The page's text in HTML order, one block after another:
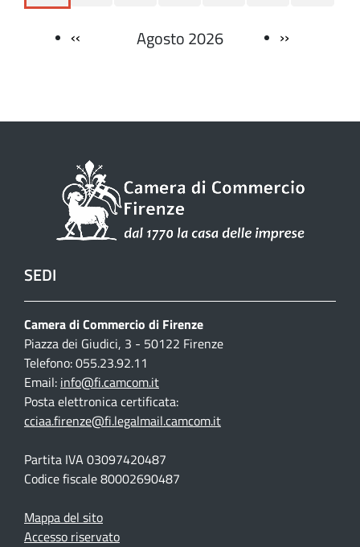
Paginazione
‹‹ ››
Agosto 2026
SEDI
Camera di Commercio di Firenze
Piazza dei Giudici, 3 - 50122 Firenze
Telefono: 055.23.92.11
Email: info@fi.camcom.it
Posta elettronica certificata:
cciaa.firenze@fi.legalmail.camcom.it
Partita IVA 03097420487
Codice fiscale 80002690487
Mappa del sito
Accesso riservato